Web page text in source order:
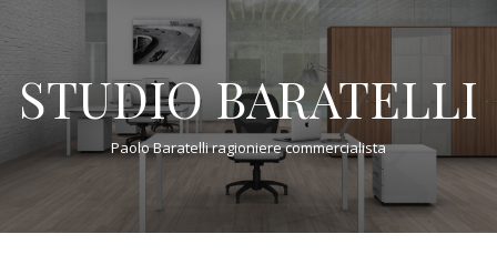
STUDIO BARATELLI
Paolo Baratelli ragioniere commercialista